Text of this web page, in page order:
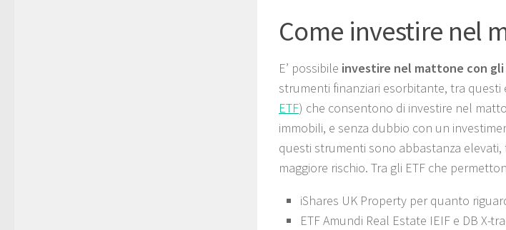
Come investire nel
E’ possibile investire nel mattone con gli
strumenti finanziari esorbitante, tra
ETF) che consentono di investire nel
immobili, e senza dubbio con un
questi strumenti sono abbastanza
maggiore rischio. Tra gli ETF che
iShares UK Property per quanto
ETF Amundi Real Estate IEIF e DB X-